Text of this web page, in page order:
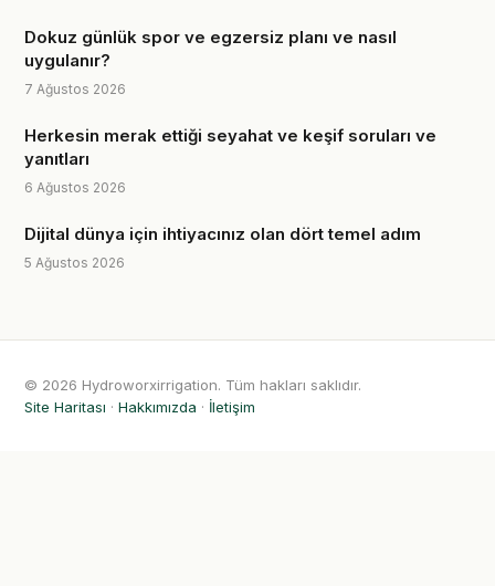
Dokuz günlük spor ve egzersiz planı ve nasıl
uygulanır?
7 Ağustos 2026
Herkesin merak ettiği seyahat ve keşif soruları ve
yanıtları
6 Ağustos 2026
Dijital dünya için ihtiyacınız olan dört temel adım
5 Ağustos 2026
© 2026 Hydroworxirrigation. Tüm hakları saklıdır.
Site Haritası · Hakkımızda · İletişim